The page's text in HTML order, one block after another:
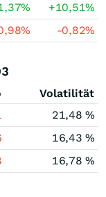
% +10,51%
% -0,82%
Volatilität
21,48 %
16,43 %
16,78 %